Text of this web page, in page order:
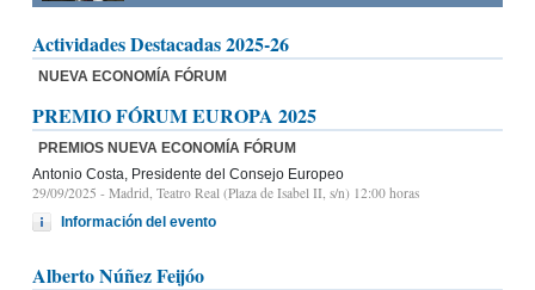
Actividades Destacadas 2025-26
NUEVA ECONOMÍA FÓRUM
PREMIO FÓRUM EUROPA 2025
PREMIOS NUEVA ECONOMÍA FÓRUM
Antonio Costa, Presidente del Consejo Europeo
29/09/2025 - Madrid, Teatro Real (Plaza de Isabel II, s/n) 12:00 horas
Información del evento
Alberto Núñez Feijóo